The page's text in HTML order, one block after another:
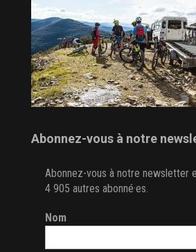
Abonnez-vous à notre
Abonnez-vous à notre newsletter
4 905 autres abonné·es.
Nom